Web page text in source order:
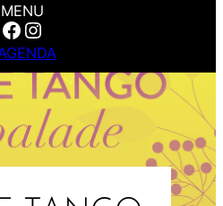
MENU
Facebook Instagram